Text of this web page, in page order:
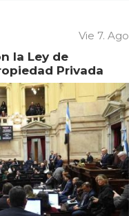
Vie 7. Ago
la Ley de
Privada